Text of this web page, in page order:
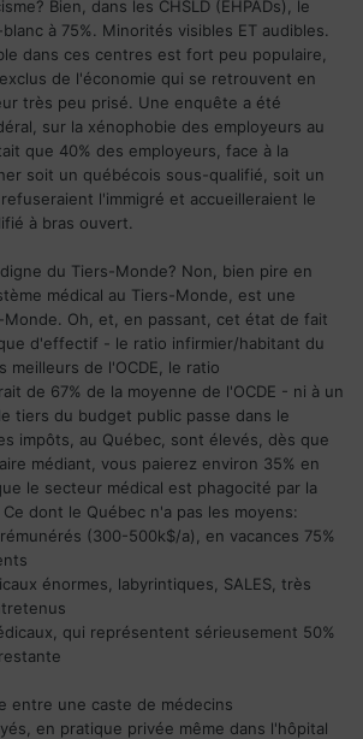
Bien, dans les CHSLD (EHPADs), le
à 75%. Minorités visibles ET audibles.
dans ces centres est fort peu populaire,
de l'économie qui se retrouvent en
très peu prisé. Une enquête a été
sur la xénophobie des employeurs au
que 40% des employeurs, face à la
soit un québécois sous-qualifié, soit un
l'immigré et accueilleraient le
à bras ouvert.
du Tiers-Monde? Non, bien pire en
médical au Tiers-Monde, est une
Oh, et, en passant, cet état de fait
d'effectif - le ratio infirmier/habitant du
meilleurs de l'OCDE, le ratio
de 67% de la moyenne de l'OCDE - ni à un
tiers du budget public passe dans le
impôts, au Québec, sont élevés, dès que
médiant, vous paierez environ 35% en
le secteur médical est phagocité par la
dont le Québec n'a pas les moyens:
(300-500k$/a), en vacances 75%
énormes, labyrintiques, SALES, très
qui représentent sérieusement 50%
entre une caste de médecins
en pratique privée même dans l'hôpital